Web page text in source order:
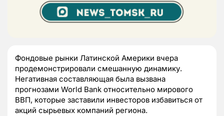
Фондовые рынки Латинской Америки вчера
продемонстрировали смешанную динамику.
Негативная составляющая была вызвана
прогнозами World Bank относительно мирового
ВВП, которые заставили инвесторов избавиться от
акций сырьевых компаний региона.